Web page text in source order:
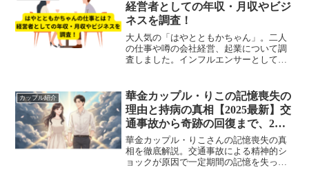
経営者としての年収・月収やビジ
ネスを調査！
大人気の「はやとともかちゃん」。二人
の仕事や噂の会社経営、起業について調
査しました。インフルエンサーとしての
と努力に迫ります。
カップル紹介
華金カップル・りこの記憶喪失の
理由と持病の真相【2025最新】交
通事故から奇跡の回復まで、2人
が乗り越えた試練の全貌を解説
華金カップル・りこさんの記憶喪失の真
相を徹底解説。交通事故による精神的シ
ョックが原因で一定期間の記憶を失った